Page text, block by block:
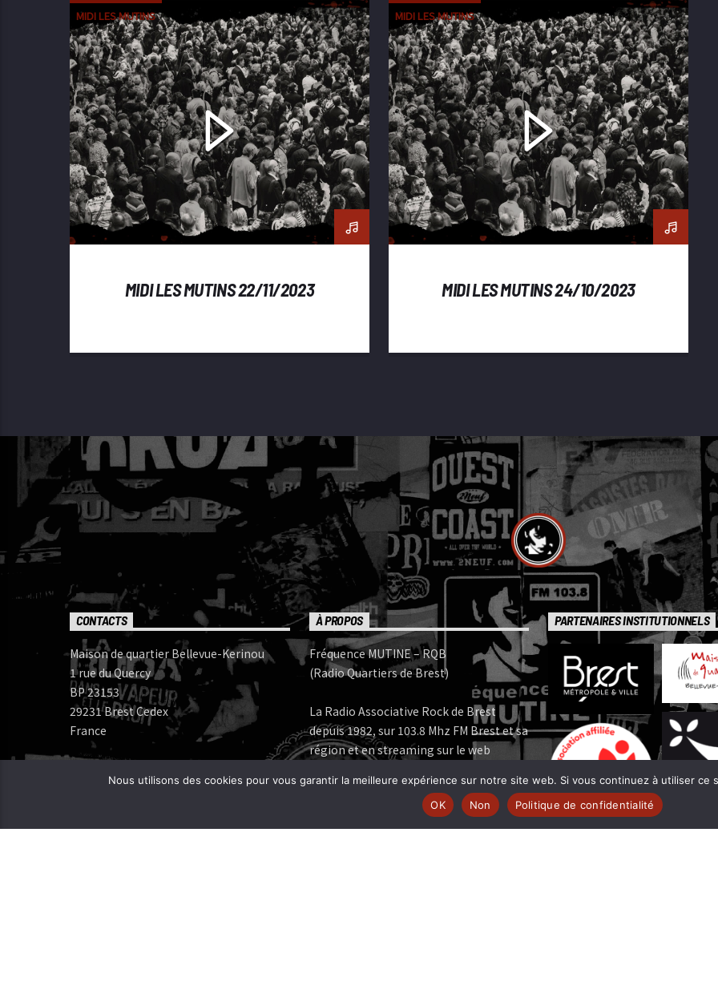
MIDI LES MUTINS
MIDI LES MUTINS 22/11/2023
MIDI LES MUTINS
MIDI LES MUTINS 24/10/2023
CONTACTS
Maison de quartier Bellevue-Kerinou
1 rue du Quercy
BP 23153
29231 Brest Cedex
France
Bureau: 02 98 05 07 96
Mail:
À PROPOS
Fréquence MUTINE – RQB
(Radio Quartiers de Brest)
La Radio Associative Rock de Brest
depuis 1982, sur 103.8 Mhz FM Brest et sa
région et en streaming sur le web
Fréquence MUTINE est membre:
FERAROCK | www.ferarock.org |
CORLAB | www.corlab.org|
PARTENAIRES INSTITUTIONNELS
Nous utilisons des cookies pour vous garantir la meilleure expérience sur notre site web. Si vous continuez à utiliser
OK
Non Politique de confidentialité